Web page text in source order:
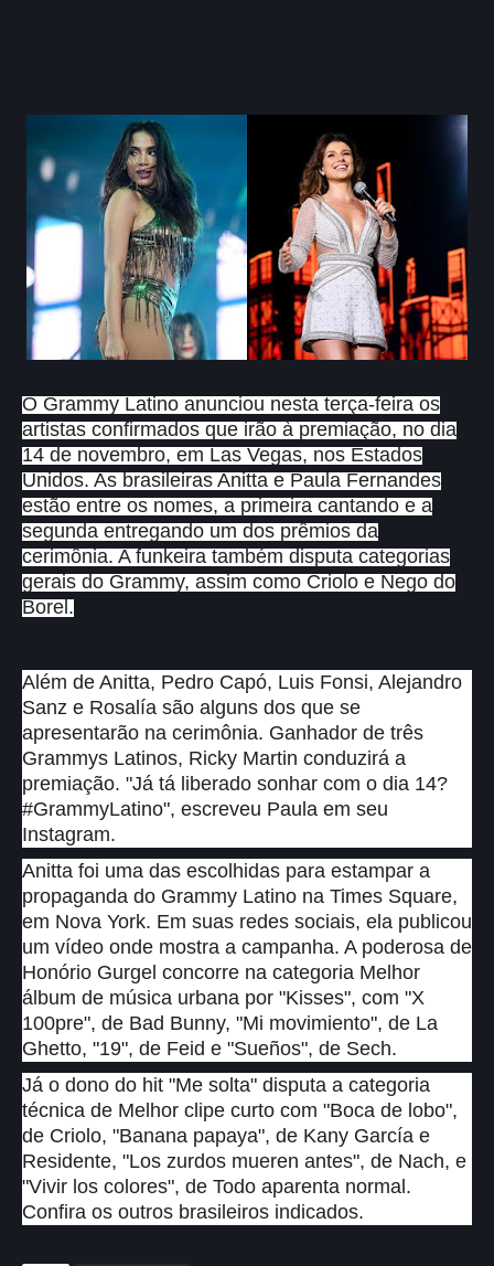
O Grammy Latino anunciou nesta terça-feira os
artistas confirmados que irão à premiação, no dia
14 de novembro, em Las Vegas, nos Estados
Unidos. As brasileiras Anitta e Paula Fernandes
estão entre os nomes, a primeira cantando e a
segunda entregando um dos prêmios da
cerimônia. A funkeira também disputa categorias
gerais do Grammy, assim como Criolo e Nego do
Borel.
Além de Anitta, Pedro Capó, Luis Fonsi, Alejandro
Sanz e Rosalía são alguns dos que se
apresentarão na cerimônia. Ganhador de três
Grammys Latinos, Ricky Martin conduzirá a
premiação. "Já tá liberado sonhar com o dia 14?
#GrammyLatino", escreveu Paula em seu
Instagram.
Anitta foi uma das escolhidas para estampar a
propaganda do Grammy Latino na Times Square,
em Nova York. Em suas redes sociais, ela publicou
um vídeo onde mostra a campanha. A poderosa de
Honório Gurgel concorre na categoria Melhor
álbum de música urbana por "Kisses", com "X
100pre", de Bad Bunny, "Mi movimiento", de La
Ghetto, "19", de Feid e "Sueños", de Sech.
Já o dono do hit "Me solta" disputa a categoria
técnica de Melhor clipe curto com "Boca de lobo",
de Criolo, "Banana papaya", de Kany García e
Residente, "Los zurdos mueren antes", de Nach, e
"Vivir los colores", de Todo aparenta normal.
Confira os outros brasileiros indicados.